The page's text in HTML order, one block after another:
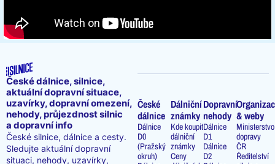
České dálnice, silnice,
aktuální dopravní situace,
uzavírky, dopravní omezení,
nehody, průjezdnost silnic
a dopravní info
České silnice, dálnice a cesty.
Sledujte aktuální dopravní
situaci, nehody, uzavírky,
České
dálnice
Dálnice
D0
(Pražský
okruh)
Dálniční
známky
Kde koupit
dálniční
známky
Ceny
Dopravní
nehody
Dálnice
D1
Dálnice
D2
& weby
Ministerstvo
dopravy
ČR
Ředitelství